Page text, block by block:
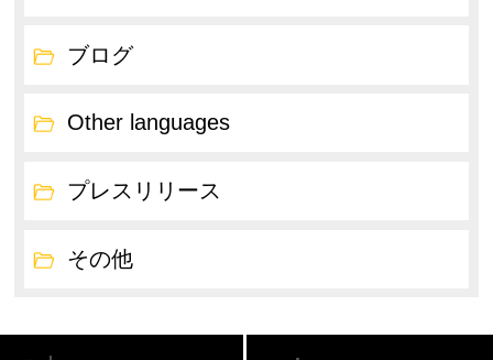
ブログ
Other languages
プレスリリース
その他